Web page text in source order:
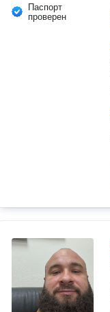
Паспорт
проверен